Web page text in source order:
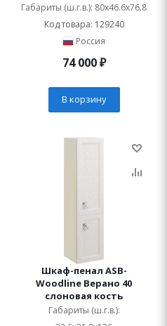
Габариты (ш.г.в.): 80x46.6x76.8
Код товара: 129240
Россия
74 000₽
В корзину
Шкаф-пенал ASB-
Woodline Верано 40
слоновая кость
Габариты (ш.г.в.):